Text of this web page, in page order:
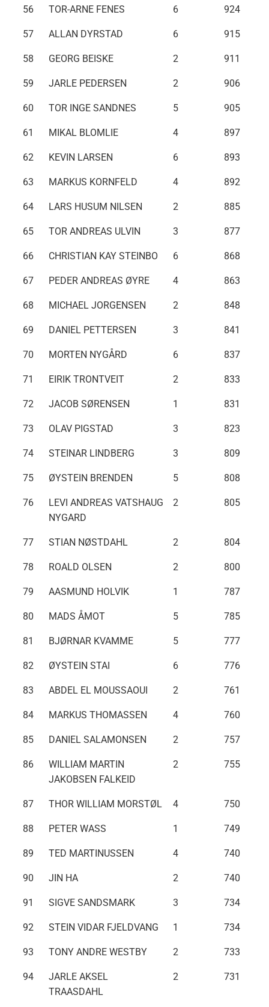
56 TOR-ARNE FENES 6 924
57 ALLAN DYRSTAD 6 915
58 GEORG BEISKE 2 911
59 JARLE PEDERSEN 2 906
60 TOR INGE SANDNES 5 905
61 MIKAL BLOMLIE 4 897
62 KEVIN LARSEN 6 893
63 MARKUS KORNFELD 4 892
64 LARS HUSUM NILSEN 2 885
65 TOR ANDREAS ULVIN 3 877
66 CHRISTIAN KAY STEINBO 6 868
67 PEDER ANDREAS ØYRE 4 863
68 MICHAEL JORGENSEN 2 848
69 DANIEL PETTERSEN 3 841
70 MORTEN NYGÅRD 6 837
71 EIRIK TRONTVEIT 2 833
72 JACOB SØRENSEN 1 831
73 OLAV PIGSTAD 3 823
74 STEINAR LINDBERG 3 809
75 ØYSTEIN BRENDEN 5 808
76
LEVI ANDREAS VATSHAUG
NYGARD
2 805
77 STIAN NØSTDAHL 2 804
78 ROALD OLSEN 2 800
79 AASMUND HOLVIK 1 787
80 MADS ÅMOT 5 785
81 BJØRNAR KVAMME 5 777
82 ØYSTEIN STAI 6 776
83 ABDEL EL MOUSSAOUI 2 761
84 MARKUS THOMASSEN 4 760
85 DANIEL SALAMONSEN 2 757
86
WILLIAM MARTIN
JAKOBSEN FALKEID
2 755
87 THOR WILLIAM MORSTØL 4 750
88 PETER WASS 1 749
89 TED MARTINUSSEN 4 740
90 JIN HA 2 740
91 SIGVE SANDSMARK 3 734
92 STEIN VIDAR FJELDVANG 1 734
93 TONY ANDRE WESTBY 2 733
94
JARLE AKSEL
TRAASDAHL
2 731